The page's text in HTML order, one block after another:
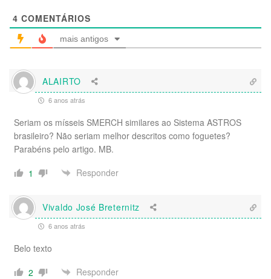
4 COMENTÁRIOS
mais antigos
ALAIRTO
6 anos atrás
Seriam os mísseis SMERCH similares ao Sistema ASTROS
brasileiro? Não seriam melhor descritos como foguetes?
Parabéns pelo artigo. MB.
1
Responder
Vivaldo José Breternitz
6 anos atrás
Belo texto
2
Responder